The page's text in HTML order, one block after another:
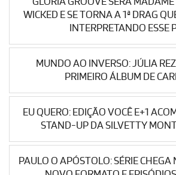
WICKED E SE TORNA A 1ª DRAG
INTERPRETANDO ESSE
MUNDO AO INVERSO: JÚLIA
PRIMEIRO ÁLBUM DE
EU QUERO: EDIÇÃO VOCÊ E+1
STAND-UP DA SILVETTY
PAULO O APÓSTOLO: SÉRIE CHEGA